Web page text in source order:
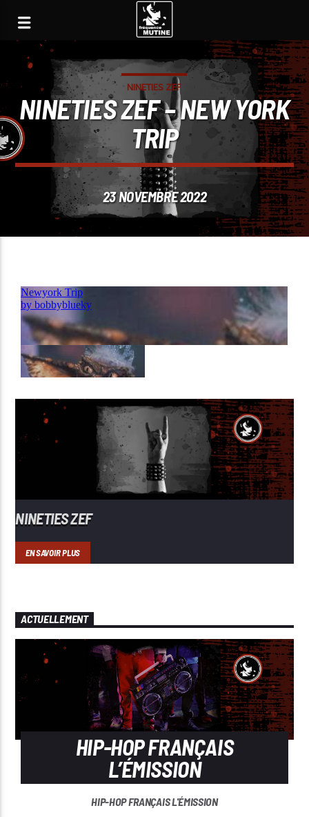
NINETIES ZEF
NINETIES ZEF – NEW YORK
TRIP
23 NOVEMBRE 2022
NINETIES ZEF
EN SAVOIR PLUS
ACTUELLEMENT
HIP-HOP FRANÇAIS
L’ÉMISSION
HIP-HOP FRANÇAIS L'ÉMISSION